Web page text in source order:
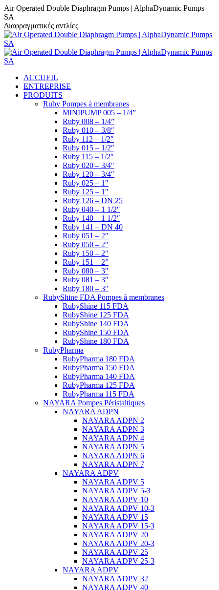
Contenu
en
pleine
largeur
Facebook
YouTube
LinkedIn
Air Operated Double Diaphragm Pumps | AlphaDynamic Pumps
SA
Διαφραγματικές αντλίες
ACCUEIL
ENTREPRISE
PRODUITS
Ruby Pompes à membranes
MINIPUMP 005 – 1/4”
Ruby 008 – 1/4”
Ruby 010 – 3/8″
Ruby 112 – 1/2″
Ruby 015 – 1/2″
Ruby 115 – 1/2″
Ruby 020 – 3/4″
Ruby 120 – 3/4″
Ruby 025 – 1″
Ruby 125 – 1″
Ruby 126 – DN 25
Ruby 040 – 1 1/2″
Ruby 140 – 1 1/2″
Ruby 141 – DN 40
Ruby 051 – 2″
Ruby 050 – 2″
Ruby 150 – 2″
Ruby 151 – 2”
Ruby 080 – 3″
Ruby 081 – 3″
Ruby 180 – 3″
RubyShine FDA Pompes à membranes
RubyShine 115 FDA
RubyShine 125 FDA
RubyShine 140 FDA
RubyShine 150 FDA
RubyShine 180 FDA
RubyPharma
RubyPharma 180 FDA
RubyPharma 150 FDA
RubyPharma 140 FDA
RubyPharma 125 FDA
RubyPharma 115 FDA
NAYARA Pompes Péristaltiques
NAYARA ADPN
NAYARA ADPN 2
NAYARA ADPN 3
NAYARA ADPN 4
NAYARA ADPN 5
NAYARA ADPN 6
NAYARA ADPN 7
NAYARA ADPV
NAYARA ADPV 5
NAYARA ADPV 5-3
NAYARA ADPV 10
NAYARA ADPV 10-3
NAYARA ADPV 15
NAYARA ADPV 15-3
NAYARA ADPV 20
NAYARA ADPV 20-3
NAYARA ADPV 25
NAYARA ADPV 25-3
NAYARA ADPV
NAYARA ADPV 32
NAYARA ADPV 40